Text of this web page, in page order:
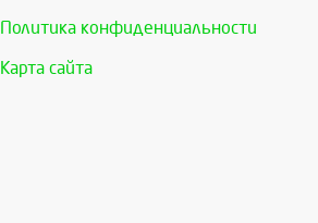
Политика конфиденциальности
Карта сайта